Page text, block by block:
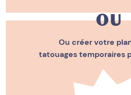
ou
Ou créer votre
tatouages temporaires